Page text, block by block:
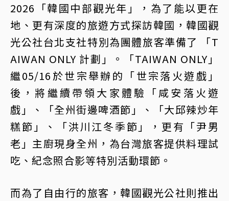
2026「韓國中部觀光年」，為了能以更在
地、更有深度的旅遊方式探訪韓國，韓國觀
光公社台北支社特別為團體旅客準備了 「T
AIWAN ONLY 計劃」。「TAIWAN ONLY」
繼05/16於世宗舉辦的「世宗落火遊戲」
後，將繼續帶領大家體驗「咸安落火遊
戲」、「全州街邊啤酒節」、「大邱辣炒年
糕節」、「洪川江冬季節」，更有「尹男
老」主廚現身全州，為台灣旅客提供料理試
吃、紀念照合影等特別活動環節。
而為了自由行的旅客，韓國觀光公社則推出